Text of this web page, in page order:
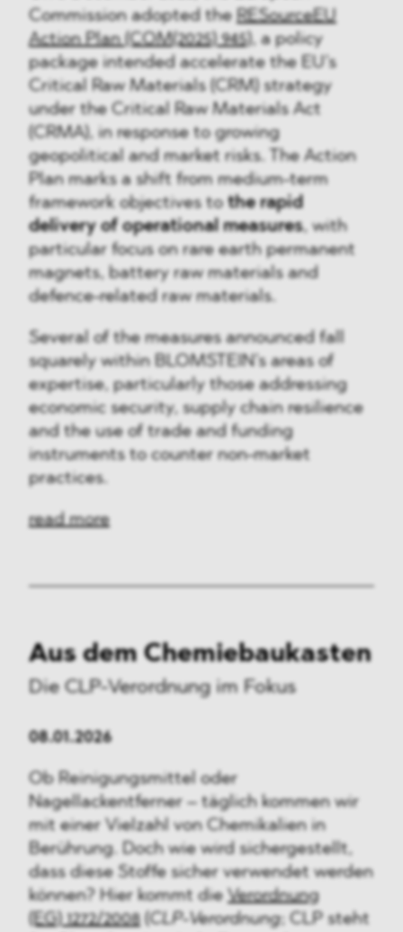
Commission adopted the RESourceEU
Action Plan (COM(2025) 945) , a policy
package intended accelerate the EU’s
Critical Raw Materials (CRM) strategy
under the Critical Raw Materials Act
(CRMA), in response to growing
geopolitical and market risks. The Action
Plan marks a shift from medium-term
framework objectives tothe rapid
delivery of operational measures, with
particular focus on rare earth permanent
magnets, battery raw materials and
defence-related raw materials.
Several of the measures announced fall
squarely within BLOMSTEIN’s areas of
expertise, particularly those addressing
economic security, supply chain resilience
and the use of trade and funding
instruments to counter non-market
practices.
read more
Aus dem Chemiebaukasten
Die CLP-Verordnung im Fokus
08.01.2026
Ob Reinigungsmittel oder
Nagellackentferner – täglich kommen wir
mit einer Vielzahl von Chemikalien in
Berührung. Doch wie wird sichergestellt,
dass diese Stoffe sicher verwendet werden
können? Hier kommt die Verordnung
(EG) 1272/2008( CLP-Verordnung; CLP steht